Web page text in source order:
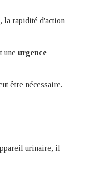
la rapidité d'action
une urgence
être nécessaire.
urinaire, il